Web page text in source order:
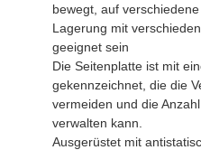
bewegt, auf
Lagerung mit
geeignet sein
Die Seitenplatte ist mit
gekennzeichnet, die die
vermeiden und die
verwalten kann.
Ausgerüstet mit